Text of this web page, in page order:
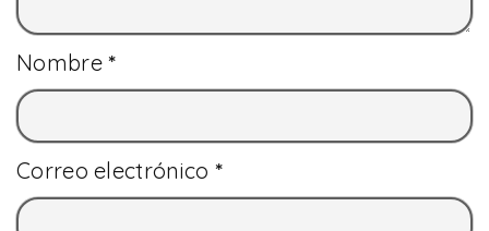
Nombre*
Correo electrónico *